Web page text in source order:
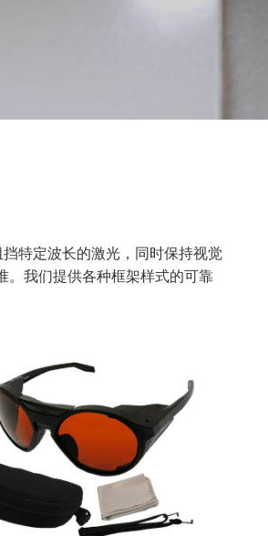
特定波长的激光，同时保持视觉
。我们提供各种框架样式的可靠